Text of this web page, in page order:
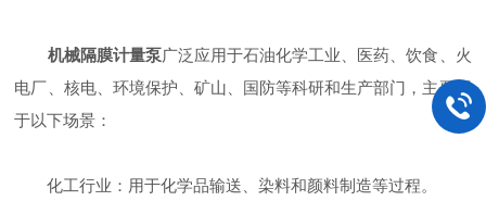
机械隔膜计量泵广泛应用于石油化学工业、医药、饮食、火
电厂、核电、环境保护、矿山、国防等科研和生产部门，主要用
于以下场景：
化工行业：用于化学品输送、染料和颜料制造等过程。